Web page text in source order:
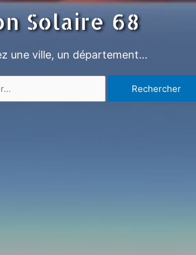
Solaire 68
une ville, un département…